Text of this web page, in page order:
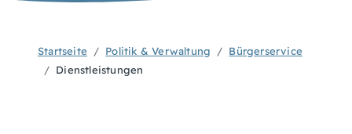
Startseite Politik & Verwaltung
Bürgerservice
Dienstleistungen